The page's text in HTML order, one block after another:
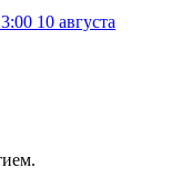
10 августа